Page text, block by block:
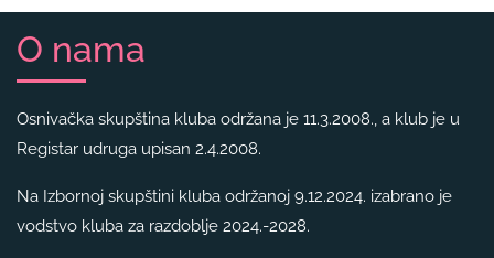
O nama
Osnivačka skupština kluba održana je 11.3.2008., a klub je u
Registar udruga upisan 2.4.2008.
Na Izbornoj skupštini kluba održanoj 9.12.2024. izabrano je
vodstvo kluba za razdoblje 2024.-2028.